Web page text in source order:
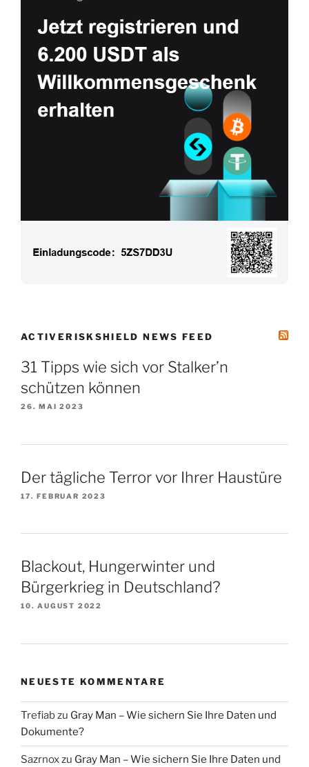
ACTIVERISKSHIELD NEWS FEED
31 Tipps wie sich vor Stalker’n
schützen können
26. MAI 2023
Der tägliche Terror vor Ihrer Haustüre
17. FEBRUAR 2023
Blackout, Hungerwinter und
Bürgerkrieg in Deutschland?
10. AUGUST 2022
NEUESTE KOMMENTARE
Trefiabzu Gray Man – Wie sichern Sie Ihre Daten und
Dokumente?
Sazrnoxzu Gray Man – Wie sichern Sie Ihre Daten und